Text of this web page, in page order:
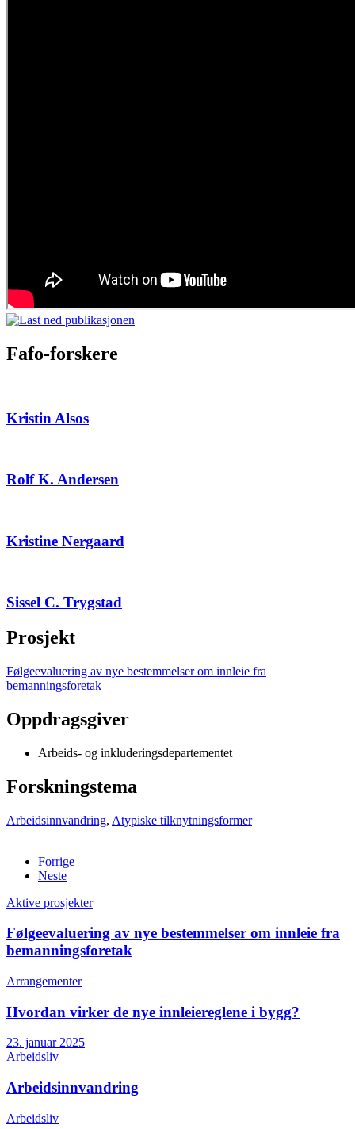
Fafo-forskere
Kristin Alsos
Rolf K. Andersen
Kristine Nergaard
Sissel C. Trygstad
Prosjekt
Følgeevaluering av nye bestemmelser om innleie fra
bemanningsforetak
Oppdragsgiver
Arbeids- og inkluderingsdepartementet
Forskningstema
Arbeidsinnvandring, Atypiske tilknytningsformer
Forrige
Neste
Aktive prosjekter
Følgeevaluering av nye bestemmelser om innleie fra
bemanningsforetak
Arrangementer
Hvordan virker de nye innleiereglene i bygg?
23. januar 2025
Arbeidsliv
Arbeidsinnvandring
Arbeidsliv